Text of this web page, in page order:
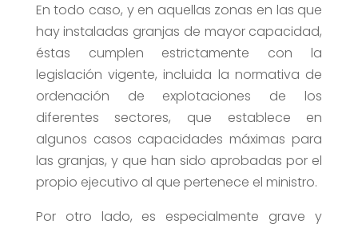
En todo caso, y en aquellas zonas en las que
hay instaladas granjas de mayor capacidad,
éstas cumplen estrictamente con la
legislación vigente, incluida la normativa de
ordenación de explotaciones de los
diferentes sectores, que establece en
algunos casos capacidades máximas para
las granjas, y que han sido aprobadas por el
propio ejecutivo al que pertenece el ministro.
Por otro lado, es especialmente grave y